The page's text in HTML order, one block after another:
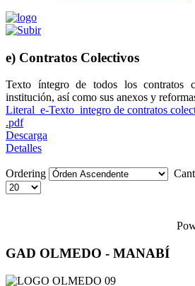
e) Contratos Colectivos
Texto íntegro de todos los contratos
institución, así como sus anexos y
Literal_e-Texto_integro de contratos
.pdf
Descarga
Detalles
Ordering
GAD OLMEDO - MANABÍ